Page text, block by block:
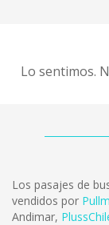
Lo sentimos.
Los pasajes de
vendidos por
Andimar,